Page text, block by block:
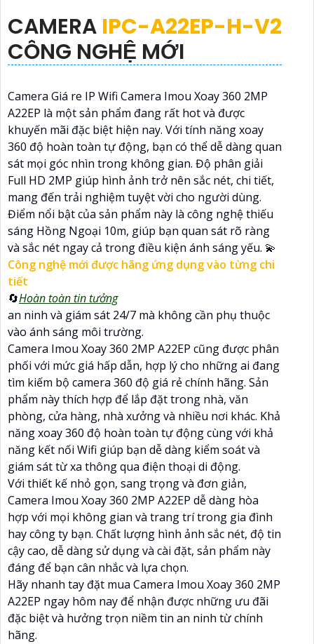
CAMERA IPC-A22EP-H-V2
CÔNG NGHỆ MỚI
Camera Giá re IP Wifi Camera Imou Xoay 360 2MP
A22EP là một sản phẩm đang rất hot và được
khuyến mãi đặc biệt hiện nay. Với tính năng xoay
360 độ hoàn toàn tự động, bạn có thể dễ dàng quan
sát mọi góc nhìn trong không gian. Độ phân giải
Full HD 2MP giúp hình ảnh trở nên sắc nét, chi tiết,
mang đến trải nghiệm tuyệt vời cho người dùng.
Điểm nổi bật của sản phẩm này là công nghệ thiếu
sáng Hồng Ngoại 10m, giúp bạn quan sát rõ ràng
và sắc nét ngay cả trong điều kiện ánh sáng yếu. 💫
Công nghệ mới được hãng ứng dụng vào từng chi
tiết
🔄Hoàn toàn tin tưởng
an ninh và giám sát 24/7 mà không cần phụ thuộc
vào ánh sáng môi trường.
Camera Imou Xoay 360 2MP A22EP cũng được phân
phối với mức giá hấp dẫn, hợp lý cho những ai đang
tìm kiếm bộ camera 360 độ giá rẻ chính hãng. Sản
phẩm này thích hợp để lắp đặt trong nhà, văn
phòng, cửa hàng, nhà xưởng và nhiều nơi khác. Khả
năng xoay 360 độ hoàn toàn tự động cùng với khả
năng kết nối Wifi giúp bạn dễ dàng kiểm soát và
giám sát từ xa thông qua điện thoại di động.
Với thiết kế nhỏ gọn, sang trọng và đơn giản,
Camera Imou Xoay 360 2MP A22EP dễ dàng hòa
hợp với mọi không gian và trang trí trong gia đình
hay công ty bạn. Chất lượng hình ảnh sắc nét, độ tin
cậy cao, dễ dàng sử dụng và cài đặt, sản phẩm này
đáng để bạn cân nhắc và lựa chọn.
Hãy nhanh tay đặt mua Camera Imou Xoay 360 2MP
A22EP ngay hôm nay để nhận được những ưu đãi
đặc biệt và hưởng trọn niềm tin an ninh từ chính
hãng.